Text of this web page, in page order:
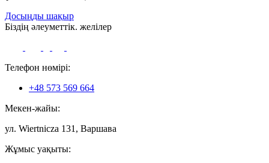
Досыңды шақыр
Біздің әлеуметтік. желілер
Телефон нөмірі:
+48 573 569 664
Мекен-жайы:
ул. Wiertnicza 131, Варшава
Жұмыс уақыты: